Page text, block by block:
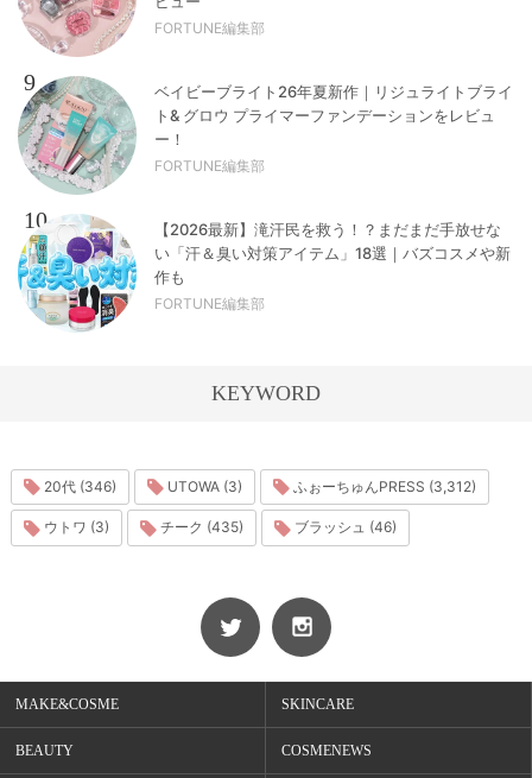
FORTUNE編集部
9
ベイビーブライト26年夏新作｜リジュライトブライ
ト& グロウ プライマーファンデーションをレビュ
ー！
FORTUNE編集部
10
【2026最新】滝汗民を救う！？まだまだ手放せな
い「汗＆臭い対策アイテム」18選｜バズコスメや新
作も
FORTUNE編集部
KEYWORD
20代 (346) UTOWA (3) ふぉーちゅんPRESS (3,312)
ウトワ (3) チーク (435) ブラッシュ (46)
MAKE&COSME SKINCARE
BEAUTY COSMENEWS